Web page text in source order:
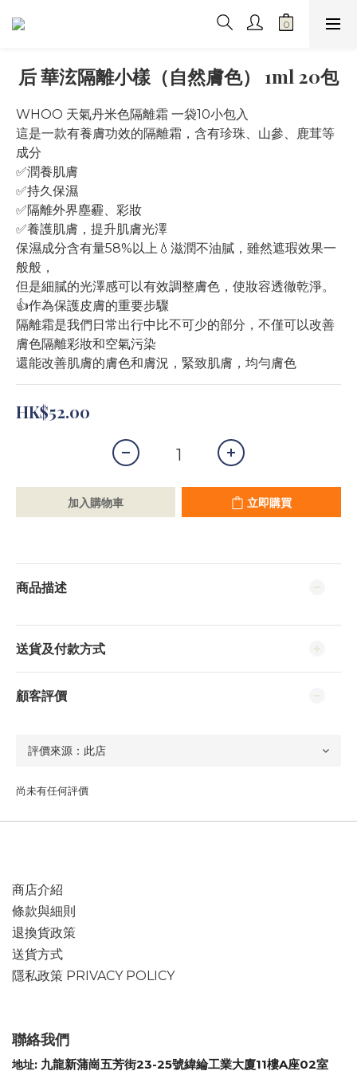
后 華泫隔離小樣（自然膚色） 1ml 20包
WHOO 天氣丹米色隔離霜 一袋10小包入
這是一款有養膚功效的隔離霜，含有珍珠、山參、鹿茸等
成分
✅潤養肌膚
✅持久保濕
✅隔離外界塵霾、彩妝
✅養護肌膚，提升肌膚光澤
保濕成分含有量58%以上💧滋潤不油膩，雖然遮瑕效果一
般般，
但是細膩的光澤感可以有效調整膚色，使妝容透徹乾淨。
👍作為保護皮膚的重要步驟
隔離霜是我們日常出行中比不可少的部分，不僅可以改善
膚色隔離彩妝和空氣污染
還能改善肌膚的膚色和膚況，緊致肌膚，均勻膚色
HK$52.00
加入購物車 立即購買
商品描述
送貨及付款方式
顧客評價
尚未有任何評價
商店介紹
條款與細則
退換貨政策
送貨方式
隱私政策 PRIVACY POLICY
聯絡我們
地址: 九龍新蒲崗五芳街23-25號緯綸工業大廈11樓A座02室